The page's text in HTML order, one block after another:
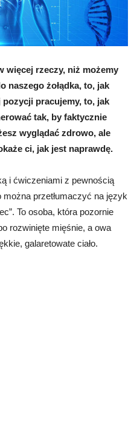
rzeczy, niż możemy
naszego żołądka, to, jak
pracujemy, to, jak
tak, by faktycznie
wyglądać zdrowo, ale
ci, jak jest naprawdę.
i ćwiczeniami z pewnością
można przetłumaczyć na język
To osoba, która pozornie
rozwinięte mięśnie, a owa
galaretowate ciało.